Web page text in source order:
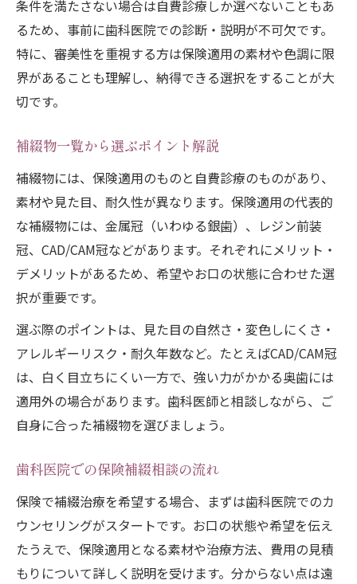
条件を満たさない場合は自費診療しか選べないこともあ
るため、事前に歯科医院での診断・説明が不可欠です。
特に、審美性を重視する方は保険適用の素材や色調に限
界があることも理解し、納得できる選択をすることが大
切です。
補綴物一覧から選ぶポイント解説
補綴物には、保険適用のものと自費診療のものがあり、
素材や見た目、耐久性が異なります。保険適用の代表的
な補綴物には、金属冠（いわゆる銀歯）、レジン前装
冠、CAD/CAM冠などがあります。それぞれにメリット・
デメリットがあるため、希望やお口の状態に合わせた選
択が重要です。
選ぶ際のポイントは、見た目の自然さ・変色しにくさ・
アレルギーリスク・耐久年数など。たとえばCAD/CAM冠
は、白く目立ちにくい一方で、強い力がかかる奥歯には
適用外の場合があります。歯科医師と相談しながら、ご
自身に合った補綴物を選びましょう。
歯科医院での保険補綴相談の流れ
保険で補綴治療を希望する場合、まずは歯科医院でのカ
ウンセリングがスタートです。お口の状態や希望を伝え
たうえで、保険適用となる素材や治療方法、費用の見積
もりについて詳しく説明を受けます。分からない点は遠